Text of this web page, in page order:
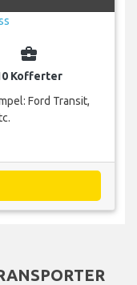
business_center
Kofferter
Ford Transit,